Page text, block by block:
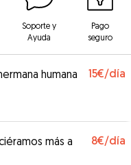
Soporte y
Ayuda
Pago
seguro
humana 15€/día
más a
8€/día